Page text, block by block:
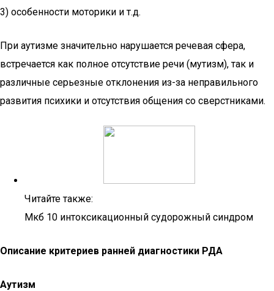
3) особенности моторики и т.д.
При аутизме значительно нарушается речевая сфера,
встречается как полное отсутствие речи (мутизм), так и
различные серьезные отклонения из-за неправильного
развития психики и отсутствия общения со сверстниками.
Читайте также:
Мкб 10 интоксикационный судорожный синдром
Описание критериев ранней диагностики РДА
Аутизм